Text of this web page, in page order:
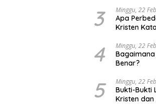
Undang
Bangsa
3 Minggu, 22
Apa
Kristen
4 Minggu, 22
Benar?
5 Minggu, 22
Bukti-Bukti
Kristen dan